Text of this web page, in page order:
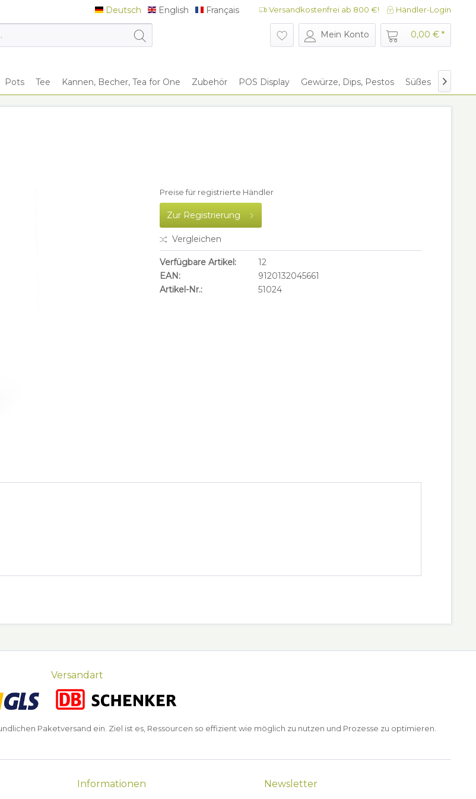
Deutsch
Deutsch English
English Français
Français Versandkostenfrei ab 800 €! Händler-Login
Mein Konto 0,00 € *
Pots Tee Kannen, Becher, Tea for One Zubehör POS Display Gewürze, Dips, Pestos Süßes Give

Preise für registrierte Händler
Zur Registrierung
Vergleichen
Verfügbare Artikel:
12
EAN:
9120132045661
Artikel-Nr.:
51024
Versandart
Paketversand ein. Ziel ist es, Ressourcen so effizient wie möglich zu nutzen und Prozesse zu optimieren.
Informationen Newsletter